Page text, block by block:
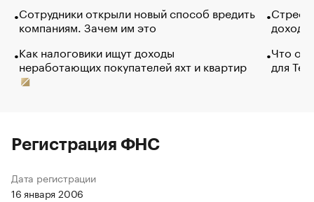
Сотрудники открыли новый способ вредить
компаниям. Зачем им это
Как налоговики ищут доходы
неработающих покупателей яхт и квартир
Что
для
Регистрация ФНС
Дата регистрации
16 января 2006